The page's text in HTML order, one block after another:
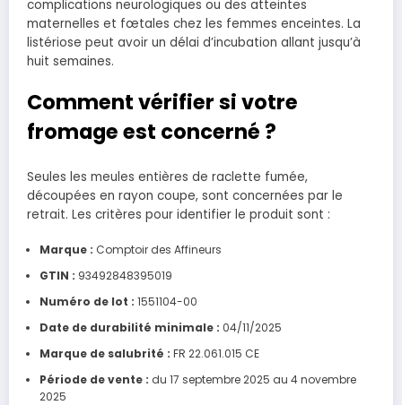
complications neurologiques ou des atteintes
maternelles et fœtales chez les femmes enceintes. La
listériose peut avoir un délai d’incubation allant jusqu’à
huit semaines.
Comment vérifier si votre
fromage est concerné ?
Seules les meules entières de raclette fumée,
découpées en rayon coupe, sont concernées par le
retrait. Les critères pour identifier le produit sont :
Marque : Comptoir des Affineurs
GTIN : 93492848395019
Numéro de lot : 1551104-00
Date de durabilité minimale : 04/11/2025
Marque de salubrité : FR 22.061.015 CE
Période de vente : du 17 septembre 2025 au 4 novembre
2025